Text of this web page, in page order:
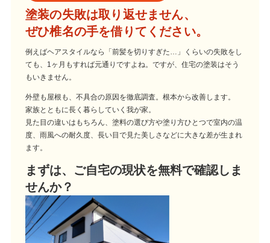
塗装の失敗は取り返せません、
ぜひ椎名の手を借りてください。
例えばヘアスタイルなら「前髪を切りすぎた…」くらいの失敗をし
ても、1ヶ月もすれば元通りですよね。ですが、住宅の塗装はそう
もいきません。
外壁も屋根も、不具合の原因を徹底調査。根本から改善します。
家族とともに長く暮らしていく我が家。
見た目の違いはもちろん、塗料の選び方や塗り方ひとつで室内の温
度、雨風への耐久度、長い目で見た美しさなどに大きな差が生まれ
ます。
まずは、ご自宅の現状を無料で確認しま
せんか？